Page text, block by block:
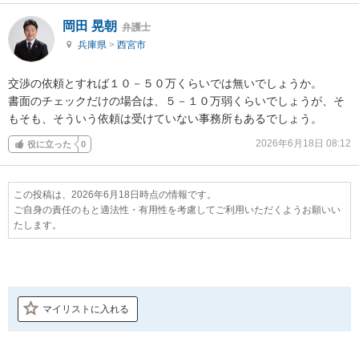
岡田 晃朝 弁護士
兵庫県 > 西宮市
交渉の依頼とすれば１０－５０万くらいでは無いでしょうか。
書面のチェックだけの場合は、５－１０万弱くらいでしょうが、そ
もそも、そういう依頼は受けていない事務所もあるでしょう。
役に立った 0 2026年6月18日 08:12
この投稿は、2026年6月18日時点の情報です。
ご自身の責任のもと適法性・有用性を考慮してご利用いただくようお願いい
たします。
マイリストに入れる